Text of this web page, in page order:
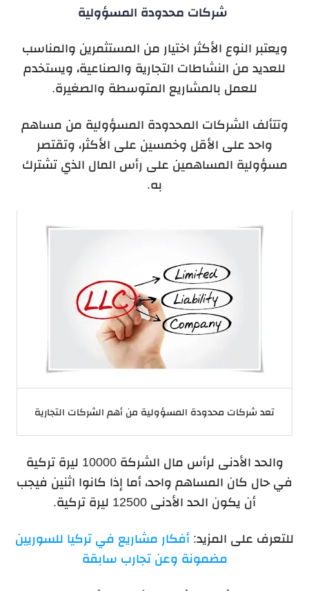
شركات محدودة المسؤولية
ويعتبر النوع الأكثر اختيار من المستثمرين والمناسب
للعديد من النشاطات التجارية والصناعية، ويستخدم
للعمل بالمشاريع المتوسطة والصغيرة.
وتتألف الشركات المحدودة المسؤولية من مساهم
واحد على الأقل وخمسين على الأكثر، وتقتصر
مسؤولية المساهمين على رأس المال الذي تشترك
به.
تعد شركات محدودة المسؤولية من أهم الشركات التجارية
والحد الأدنى لرأس مال الشركة 10000 ليرة تركية
في حال كان المساهم واحد، أما إذا كانوا اثنين فيجب
أن يكون الحد الأدنى 12500 ليرة تركية.
للتعرف على المزيد: أفكار مشاريع في تركيا للسوريين
مضمونة وعن تجارب سابقة